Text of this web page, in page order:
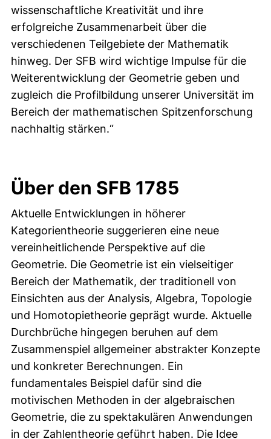
wissenschaftliche Kreativität und ihre
erfolgreiche Zusammenarbeit über die
verschiedenen Teilgebiete der Mathematik
hinweg. Der SFB wird wichtige Impulse für die
Weiterentwicklung der Geometrie geben und
zugleich die Profilbildung unserer Universität im
Bereich der mathematischen Spitzenforschung
nachhaltig stärken.“
Über den SFB 1785
Aktuelle Entwicklungen in höherer
Kategorientheorie suggerieren eine neue
vereinheitlichende Perspektive auf die
Geometrie. Die Geometrie ist ein vielseitiger
Bereich der Mathematik, der traditionell von
Einsichten aus der Analysis, Algebra, Topologie
und Homotopietheorie geprägt wurde. Aktuelle
Durchbrüche hingegen beruhen auf dem
Zusammenspiel allgemeiner abstrakter Konzepte
und konkreter Berechnungen. Ein
fundamentales Beispiel dafür sind die
motivischen Methoden in der algebraischen
Geometrie, die zu spektakulären Anwendungen
in der Zahlentheorie geführt haben. Die Idee